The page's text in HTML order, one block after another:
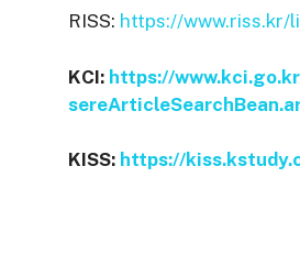
RISS: https://www.riss.kr/
KCI: https://
KISS: https://